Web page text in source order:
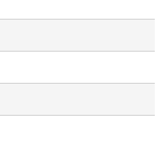
¥18,000~